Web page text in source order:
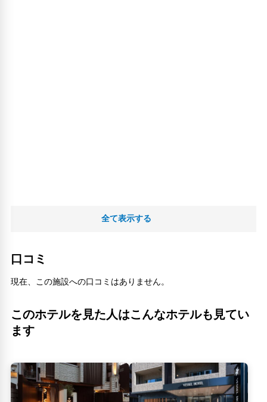
全て表示する
口コミ
現在、この施設への口コミはありません。
このホテルを見た人はこんなホテルも見てい
ます